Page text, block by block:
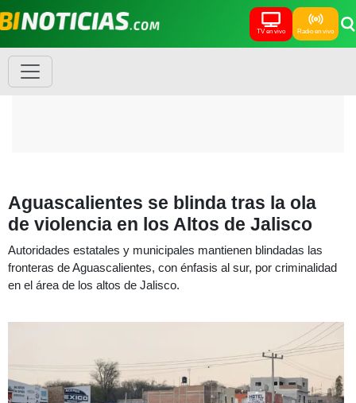
TV en vivo Radio en vivo
Aguascalientes se blinda tras la ola
de violencia en los Altos de Jalisco
Autoridades estatales y municipales mantienen blindadas las
fronteras de Aguascalientes, con énfasis al sur, por criminalidad
en el área de los altos de Jalisco.